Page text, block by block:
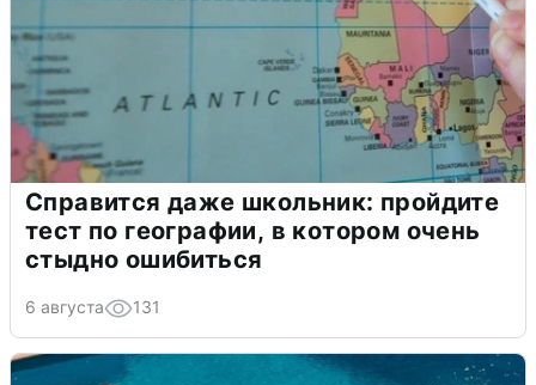
Справится даже школьник: пройдите
тест по географии, в котором очень
стыдно ошибиться
6 августа 131